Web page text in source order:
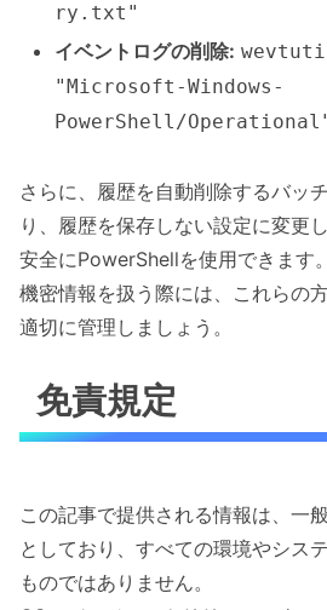
ry.txt"
イベントログの削除:
"Microsoft-Windows-
PowerShell/
さらに、履歴を自動削除するバッ
り、履歴を保存しない設定に変更
安全にPowerShellを使用できます。
機密情報を扱う際には、これらの
適切に管理しましょう。
免責規定
この記事で提供される情報は、一
としており、すべての環境やシス
ものではありません。